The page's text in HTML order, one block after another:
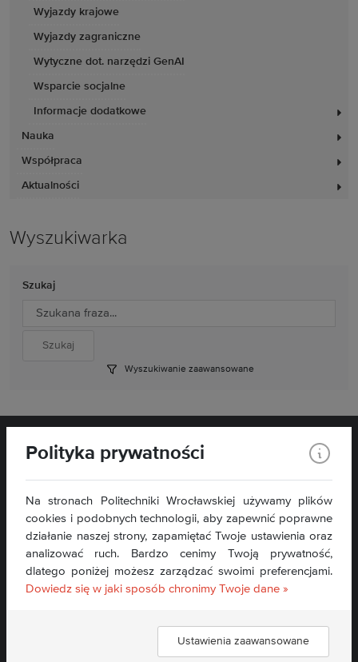
Wyjazdy krajowe
Wyjazdy zagraniczne
Wytyczne dot. narzędzi GenAI
Wsparcie socjalne
Informacje dodatkowe
Nauka
Współpraca
Aktualności
Wyszukiwarka
Szukaj
Wyszukiwanie zaawansowane
Kontakt:
sekretariat.wit@pwr.edu.pl
Tel: + 48 71 340 79 97
Polityka prywatności
Na stronach Politechniki Wrocławskiej używamy plików
cookies i podobnych technologii, aby zapewnić poprawne
działanie naszej strony, zapamiętać Twoje ustawienia oraz
analizować ruch. Bardzo cenimy Twoją prywatność,
dlatego poniżej możesz zarządzać swoimi preferencjami.
Dowiedz się w jaki sposób chronimy Twoje dane »
Ustawienia zaawansowane